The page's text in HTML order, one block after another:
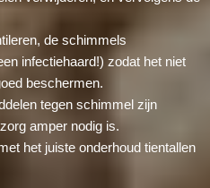
de schimmels
infectiehaard!) zodat het niet
beschermen.
tegen schimmel zijn
amper nodig is.
het juiste onderhoud tientallen